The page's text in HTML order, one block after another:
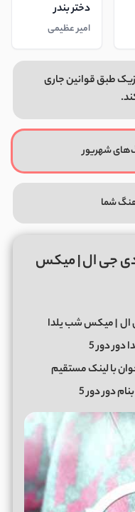
دختر بندر
امیر عظیمی
طبق قوانین جاری
شهریور
شما
ریمیکس دور دور 5 دی جی ال | میکس
ال| میکس شب یلدا
دور 5
دور دور 5